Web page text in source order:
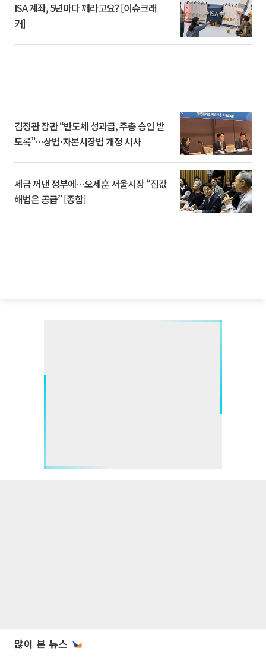
ISA 계좌, 5년마다 깨라고요? [이슈크래
커]
김정관 장관 “반도체 성과급, 주총 승인 받
도록”…상법·자본시장법 개정 시사
세금 꺼낸 정부에…오세훈 서울시장 “집값
해법은 공급” [종합]
많이 본 뉴스